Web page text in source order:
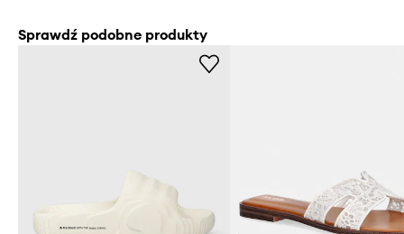
Sprawdź podobne produkty